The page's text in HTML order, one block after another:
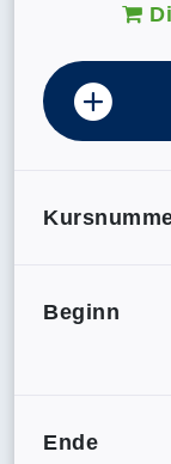
Beginn
Ende